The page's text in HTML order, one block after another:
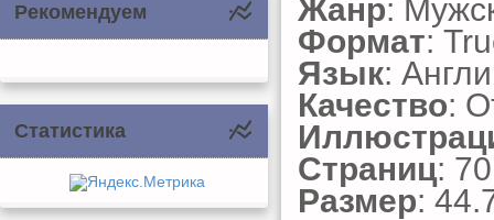
Рекомендуем
Статистика
Жанр:
Формат:
Язык:
Качество:
Страниц: 70
Размер: